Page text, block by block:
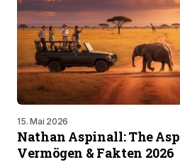
15. Mai 2026
Nathan Aspinall: The
Vermögen & Fakten 2026